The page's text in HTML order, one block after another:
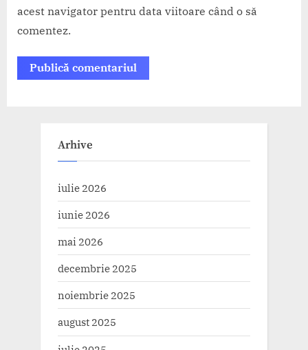
acest navigator pentru data viitoare când o să
comentez.
Arhive
iulie 2026
iunie 2026
mai 2026
decembrie 2025
noiembrie 2025
august 2025